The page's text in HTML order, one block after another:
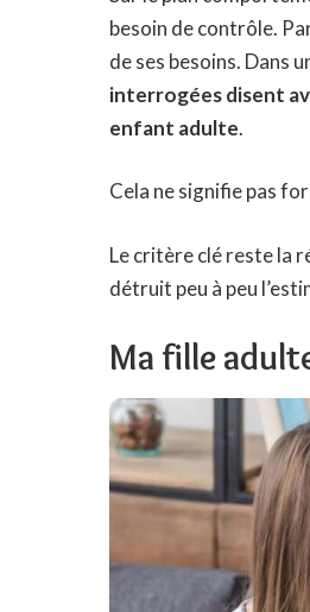
besoin de contrôle.
de ses besoins. Dans
interrogées disent
enfant adulte.
Cela ne signifie pas
Le critère clé reste la
détruit peu à peu
Ma fille